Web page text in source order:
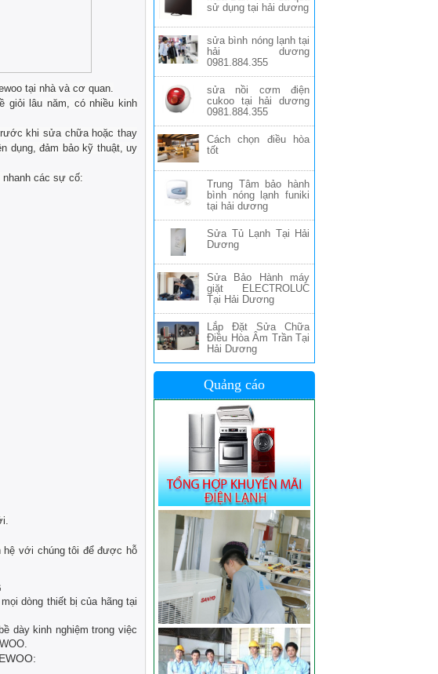
tại nhà và cơ quan.
giỏi lâu năm, có nhiều kinh
khi sửa chữa hoặc thay
dụng, đảm bảo kỹ thuật, uy
nhanh các sự cố:
hệ với chúng tôi để được hỗ
dòng thiết bị của hãng tại
dày kinh nghiệm trong việc
sử dụng tại hải dương
sửa bình nóng lạnh tại
hải dương
0981.884.355
sửa nồi cơm điện
cukoo tại hải dương
0981.884.355
Cách chọn điều hòa
tốt
Trung Tâm bảo hành
bình nóng lạnh funiki
tại hải dương
Sửa Tủ Lạnh Tại Hải
Dương
Sửa Bảo Hành máy
giặt ELECTROLUC
Tại Hải Dương
Lắp Đặt Sửa Chữa
Điều Hòa Âm Trần Tại
Hải Dương
Quảng cáo